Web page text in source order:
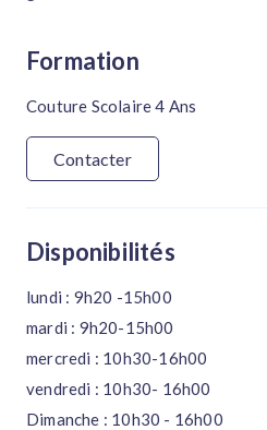
Formation
Couture Scolaire 4 Ans
Contacter
Disponibilités
lundi : 9h20 -15h00
mardi : 9h20-15h00
mercredi : 10h30-16h00
vendredi : 10h30- 16h00
Dimanche : 10h30 - 16h00